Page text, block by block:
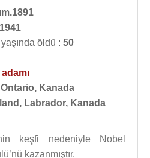
öldü : 50
Kanada
Labrador, Kanada
keşfi nedeniyle Nobel
kazanmıştır.